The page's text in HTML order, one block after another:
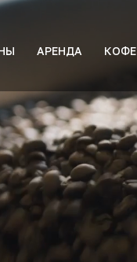
АРЕНДА КОФЕ